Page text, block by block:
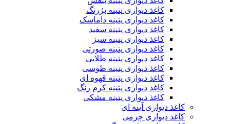
کاغذ دیواری پتینه بژرنگ
کاغذ دیواری پتینه داماسک
کاغذ دیواری پتینه سفید
کاغذ دیواری پتینه سبز
کاغذ دیواری پتینه صورتی
کاغذ دیواری پتینه طلایی
کاغذ دیواری پتینه طوسی
کاغذ دیواری پتینه قهوه ای
کاغذ دیواری پتینه کرم رنگ
کاغذ دیواری پتینه مشکی
کاغذ دیواری آینه ای
کاغذ دیواری چرمی